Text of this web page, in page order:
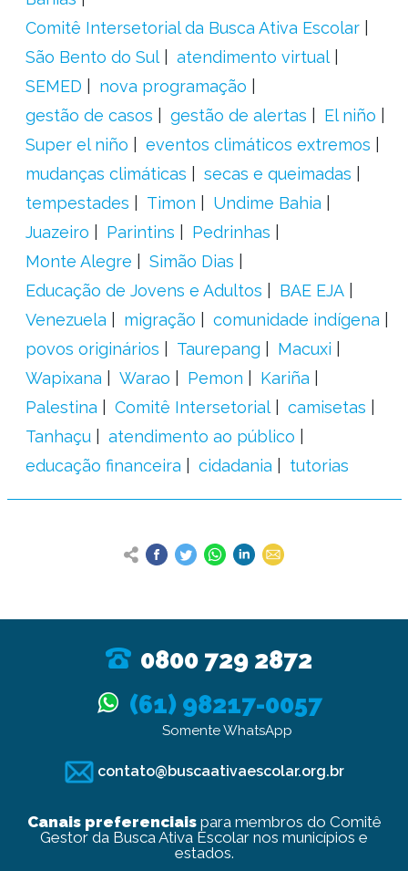
Comitê Intersetorial da Busca Ativa Escolar
São Bento do Sul
atendimento virtual
SEMED
nova programação
gestão de casos
gestão de alertas
El niño
Super el niño
eventos climáticos extremos
mudanças climáticas
secas e queimadas
tempestades
Timon
Undime Bahia
Juazeiro
Parintins
Pedrinhas
Monte Alegre
Simão Dias
Educação de Jovens e Adultos
BAE EJA
Venezuela
migração
comunidade indígena
povos originários
Taurepang
Macuxi
Wapixana
Warao Pemon
Kariña
Palestina
Comitê Intersetorial
camisetas
Tanhaçu
atendimento ao público
educação financeira
cidadania tutorias
0800 729 2872
(61) 98217-0057
Somente WhatsApp
contato@buscaativaescolar.org.br
Canais preferenciaispara membros do Comitê
Gestor da Busca Ativa Escolar nos municípios e
estados.